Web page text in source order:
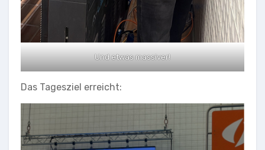
Und etwas massiver!
Das Tagesziel erreicht: